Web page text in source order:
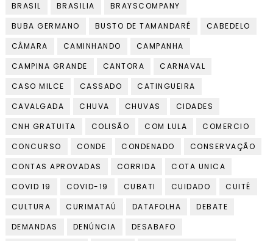
BRASIL
BRASILIA
BRAYSCOMPANY
BUBA GERMANO
BUSTO DE TAMANDARÉ
CABEDELO
CÂMARA
CAMINHANDO
CAMPANHA
CAMPINA GRANDE
CANTORA
CARNAVAL
CASO MILCE
CASSADO
CATINGUEIRA
CAVALGADA
CHUVA CHUVAS
CIDADES
CNH GRATUITA
COLISÃO COM LULA
COMERCIO
CONCURSO
CONDE CONDENADO
CONSERVAÇÃO
CONTAS APROVADAS
CORRIDA
COTA UNICA
COVID 19
COVID-19 CUBATI CUIDADO
CUITÉ
CULTURA
CURIMATAÚ DATAFOLHA
DEBATE
DEMANDAS
DENÚNCIA
DESABAFO